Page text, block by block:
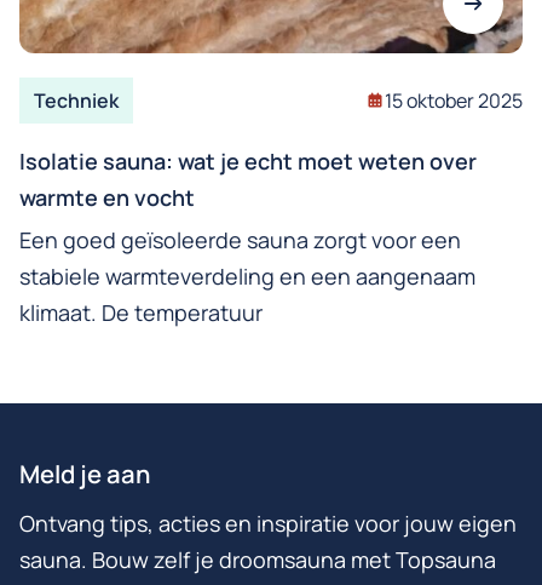
Techniek 15 oktober 2025
Isolatie sauna: wat je echt moet weten over
warmte en vocht
Een goed geïsoleerde sauna zorgt voor een
stabiele warmteverdeling en een aangenaam
klimaat. De temperatuur
Meld je aan
Ontvang tips, acties en inspiratie voor jouw eigen
sauna. Bouw zelf je droomsauna met Topsauna